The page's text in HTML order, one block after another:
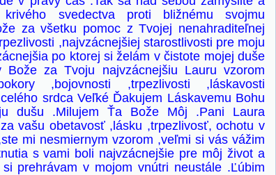
krivého svedectva proti bližnému svojmu
za všetku pomoc z Tvojej nenahraditeľnej
,najvzácnejšiej starostlivosti pre moju
po ktorej si želám v čistote mojej duše
Bože za Tvoju najvzácnejšiu Lauru vzorom
,bojovnosti ,trpezlivosti ,láskavosti
srdca Veľké Ďakujem Láskavemu Bohu
dušu .Milujem Ťa Bože Môj .Pani Laura
vašu obetavosť ,lásku ,trpezlivosť, ochotu v
mi nesmiernym vzorom ,veľmi si vás vážim
s vami boli najvzácnejšie pre môj život a
prehrávam v mojom vnútri neustále .Ľúbim